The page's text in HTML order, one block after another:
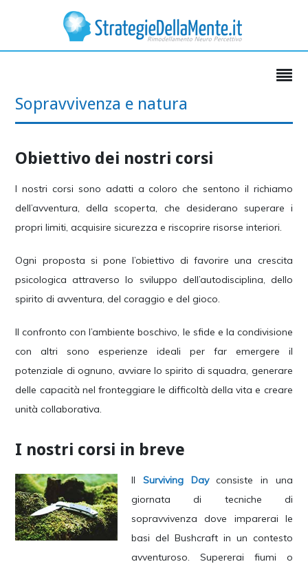
Sopravvivenza e natura
Obiettivo dei nostri corsi
I nostri corsi sono adatti a coloro che sentono il richiamo
dell’avventura, della scoperta, che desiderano superare i
propri limiti, acquisire sicurezza e riscoprire risorse interiori.
Ogni proposta si pone l’obiettivo di favorire una crescita
psicologica attraverso lo sviluppo dell’autodisciplina, dello
spirito di avventura, del coraggio e del gioco.
Il confronto con l’ambiente boschivo, le sfide e la condivisione
con altri sono esperienze ideali per far emergere il
potenziale di ognuno, avviare lo spirito di squadra, generare
delle capacità nel fronteggiare le difficoltà della vita e creare
unità collaborativa.
I nostri corsi in breve
IlSurviving Dayconsiste in una
giornata di tecniche di
sopravvivenza dove imparerai le
basi del Bushcraft in un contesto
avventuroso. Supererai fiumi o